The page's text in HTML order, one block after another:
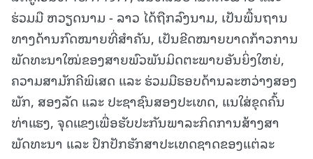
ຮ່ວມມື ຫວຽດນາມ - ລາວ ໄດ້ຖືກລົງນາມ, ເປັນພື້ນຖານ
ທາງດ້ານກົດໝາຍທີ່ສໍາຄັນ, ເປັນຂີດໝາຍບາດກ້າວການ
ພັດທະນາໃໝ່ຂອງສາຍພົວພັນມິດຕະພາບອັນຍິ່ງໃຫຍ່,
ຄວາມສາມັກຄີພິເສດ ແລະ ຮ່ວມມືຮອບດ້ານລະຫວ່າງສອງ
ພັກ, ສອງລັດ ແລະ ປະຊາຊົນສອງປະເທດ, ແນໃສ່ຂຸດຄົ້ນ
ທ່າແຮງ, ຈຸດແຂງເພື່ອຮັບປະກັນພາລະກິດການສ້າງສາ
ພັດທະນາ ແລະ ປົກປັກຮັກສາປະເທດຊາດຂອງແຕ່ລະ